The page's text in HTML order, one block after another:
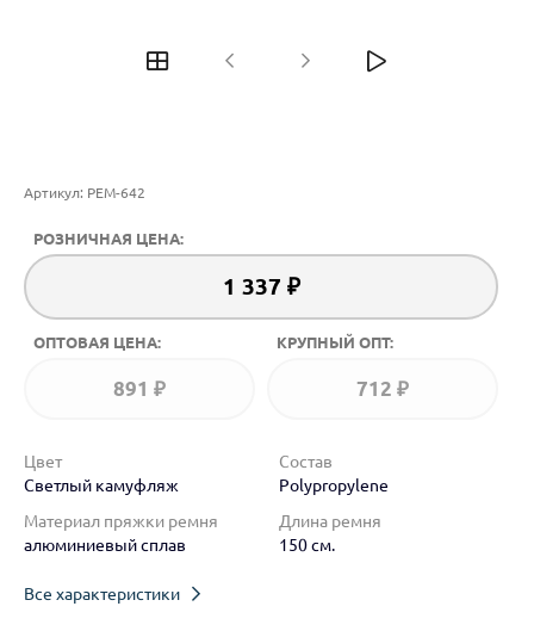
Артикул: РЕМ-642
РОЗНИЧНАЯ ЦЕНА:
1 337 ₽
ОПТОВАЯ ЦЕНА:
891 ₽
КРУПНЫЙ ОПТ:
712 ₽
Цвет
Светлый камуфляж
Состав
Polypropylene
Материал пряжки ремня
алюминиевый сплав
Длина ремня
150 см.
Все характеристики